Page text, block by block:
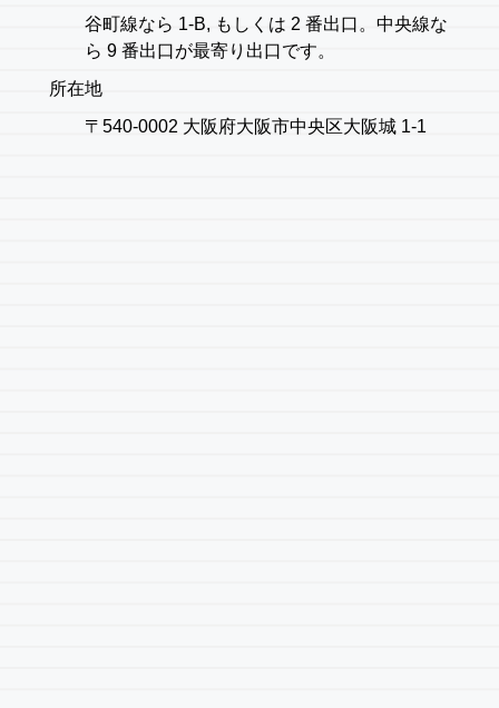
谷町線なら 1-B, もしくは 2 番出口。中央線な
ら 9 番出口が最寄り出口です。
所在地
〒540-0002 大阪府大阪市中央区大阪城 1-1